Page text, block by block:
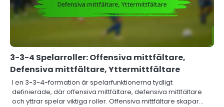
3-3-4 Spelarroller: Offensiva mittfältare,
Defensiva mittfältare, Yttermittfältare
I en 3-3-4-formation är spelarfunktionerna tydligt
definierade, där offensiva mittfältare, defensiva mittfältare
och yttrar spelar viktiga roller. Offensiva mittfältare skapar…